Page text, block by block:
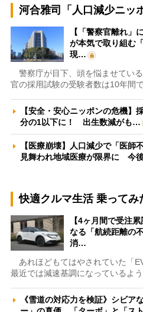
河合雅司「人口減少ニッ
【「警察官離れ」
が本気で取り組む
現…
警察庁が目下、頭を悩ませてい
官の採用試験の受験者数は10年間
【安全・安心ニッポンの危機】
分の1以下に！ 出生数減がも…
【医療崩壊】人口減少で「医師
見舞われ地域医療が限界に 今
快適クルマ生活 乗ってみ
【4ヶ月間で受注
なる「航続距離の
消…
あれほどもてはやされていた「
最近では減速基調になっているよ
《雪道の対応力を検証》シビア